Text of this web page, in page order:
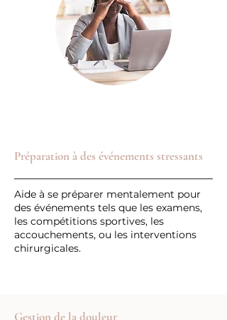
Préparation à des événements stressants
Aide à se préparer mentalement pour
des événements tels que les examens,
les compétitions sportives, les
accouchements, ou les interventions
chirurgicales.
Gestion de la douleur